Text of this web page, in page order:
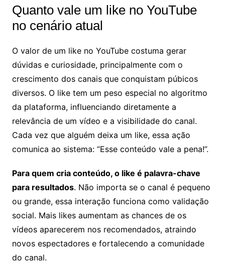
Quanto vale um like no YouTube
no cenário atual
O valor de um like no YouTube costuma gerar
dúvidas e curiosidade, principalmente com o
crescimento dos canais que conquistam púbicos
diversos. O like tem um peso especial no algoritmo
da plataforma, influenciando diretamente a
relevância de um vídeo e a visibilidade do canal.
Cada vez que alguém deixa um like, essa ação
comunica ao sistema: “Esse conteúdo vale a pena!”.
Para quem cria conteúdo, o like é palavra-chave
para resultados. Não importa se o canal é pequeno
ou grande, essa interação funciona como validação
social. Mais likes aumentam as chances de os
vídeos aparecerem nos recomendados, atraindo
novos espectadores e fortalecendo a comunidade
do canal.